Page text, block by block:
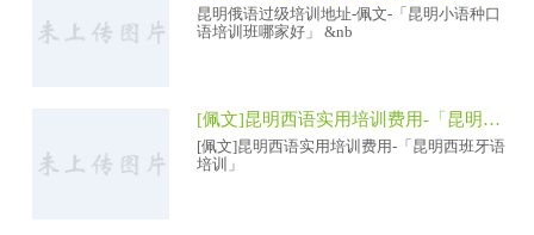
昆明俄语过级培训地址-佩文-「昆明小语种口
语培训班哪家好」 &nb
[佩文]昆明西语实用培训费用-「昆明西班牙语培训」
[佩文]昆明西语实用培训费用-「昆明西班牙语
培训」